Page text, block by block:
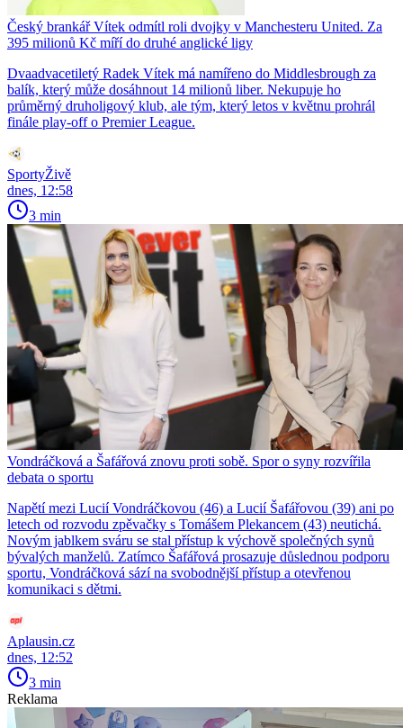
Český brankář Vítek odmítl roli dvojky v Manchesteru United. Za
395 milionů Kč míří do druhé anglické ligy
Dvaadvacetiletý Radek Vítek má namířeno do Middlesbrough za
balík, který může dosáhnout 14 milionů liber. Nekupuje ho
průměrný druholigový klub, ale tým, který letos v květnu prohrál
finále play-off o Premier League.
SportyŽivě
dnes, 12:58
3 min
Vondráčková a Šafářová znovu proti sobě. Spor o syny rozvířila
debata o sportu
Napětí mezi Lucií Vondráčkovou (46) a Lucií Šafářovou (39) ani po
letech od rozvodu zpěvačky s Tomášem Plekancem (43) neutichá.
Novým jablkem sváru se stal přístup k výchově společných synů
bývalých manželů. Zatímco Šafářová prosazuje důslednou podporu
sportu, Vondráčková sází na svobodnější přístup a otevřenou
komunikaci s dětmi.
Aplausin.cz
dnes, 12:52
3 min
Reklama